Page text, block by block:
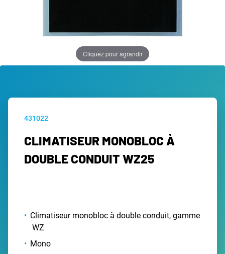
Cliquez pour agrandir
431022
CLIMATISEUR MONOBLOC À
DOUBLE CONDUIT WZ25
Climatiseur monobloc à double conduit, gamme
WZ
Mono